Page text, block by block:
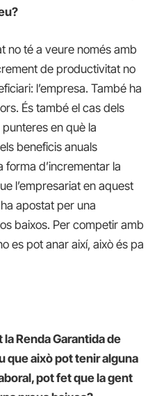
no té a veure només amb
de productivitat no
l’empresa. També ha
És també el cas dels
en què la
beneficis anuals
forma d’incrementar la
l’empresariat en aquest
apostat per una
baixos. Per competir amb
es pot anar així, això és pa
la Renda Garantida de
que això pot tenir alguna
pot fet que la gent